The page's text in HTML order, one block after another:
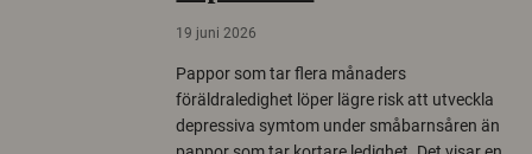
19 juni 2026
Pappor som tar flera månaders
föräldraledighet löper lägre risk att utveckla
depressiva symtom under småbarnsåren än